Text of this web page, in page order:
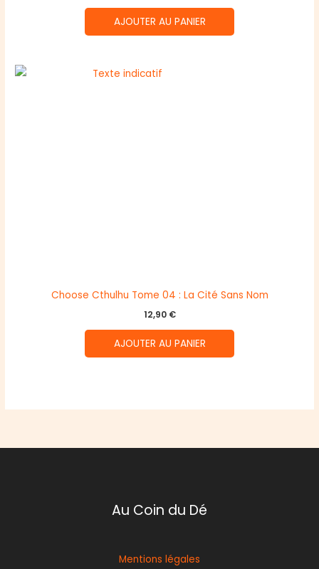
AJOUTER AU PANIER
Choose Cthulhu Tome 04 : La Cité Sans Nom
12,90 €
AJOUTER AU PANIER
Au Coin du Dé
Mentions légales